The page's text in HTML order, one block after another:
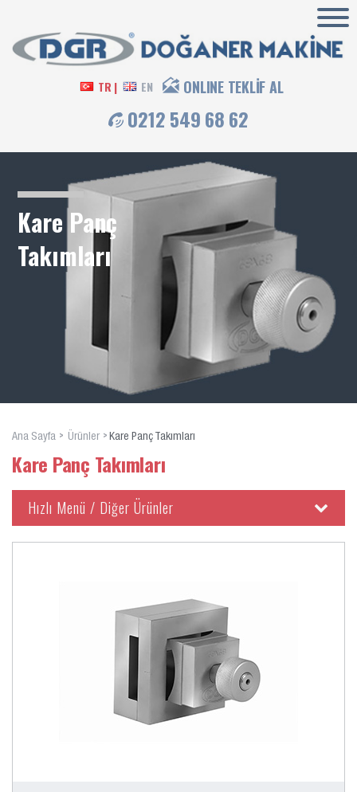
TR | EN ONLINE TEKLİF AL
0212 549 68 62
Kare Panç
Takımları
Ana Sayfa Ürünler Kare Panç Takımları
Kare Panç Takımları
Hızlı Menü / Diğer Ürünler